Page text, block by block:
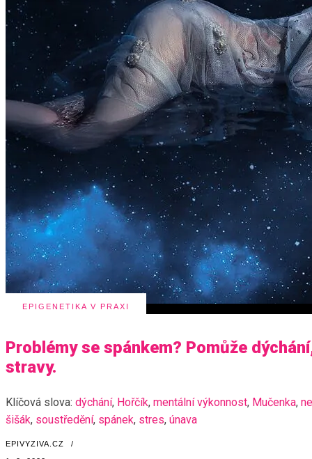
EPIGENETIKA V PRAXI
Problémy se spánkem? Pomůže
stravy.
Klíčová slova: dýchání, Hořčík, mentální výkonnost, Mučenka,
šišák, soustředění, spánek, stres, únava
EPIVYZIVA.CZ /